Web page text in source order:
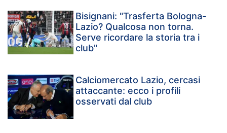
Bisignani: "Trasferta Bologna-
Lazio? Qualcosa non torna.
Serve ricordare la storia tra i
club"
Calciomercato Lazio, cercasi
attaccante: ecco i profili
osservati dal club